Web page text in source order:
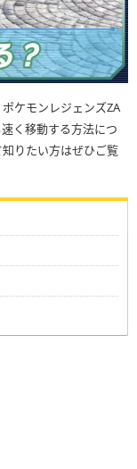
ケモンレジェンズZA
く移動する方法につ
りたい方はぜひご覧